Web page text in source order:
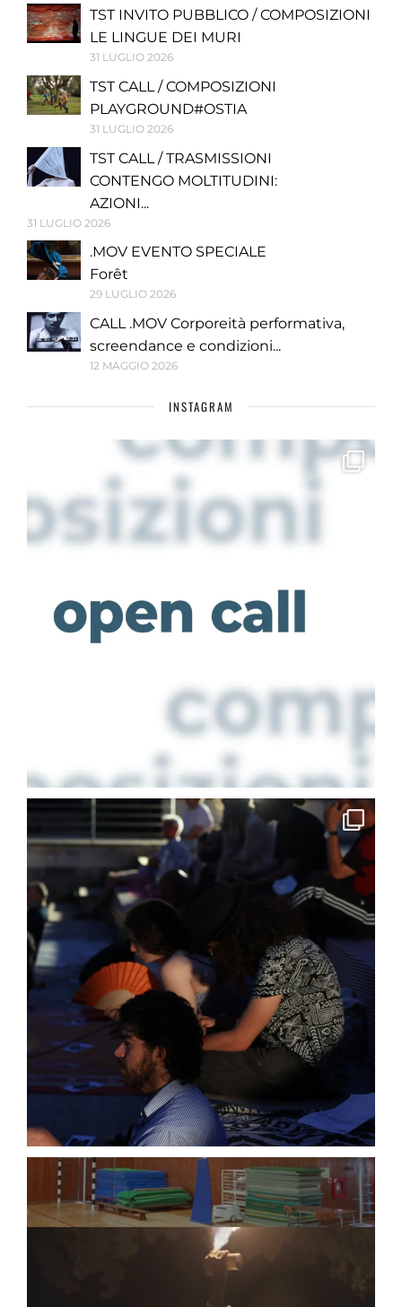
TST INVITO PUBBLICO / COMPOSIZIONI
LE LINGUE DEI MURI
31 LUGLIO 2026
TST CALL / COMPOSIZIONI
PLAYGROUND#OSTIA
31 LUGLIO 2026
TST CALL / TRASMISSIONI
CONTENGO MOLTITUDINI:
AZIONI...
31 LUGLIO 2026
.MOV EVENTO SPECIALE
Forêt
29 LUGLIO 2026
CALL .MOV Corporeità performativa,
screendance e condizioni...
12 MAGGIO 2026
INSTAGRAM